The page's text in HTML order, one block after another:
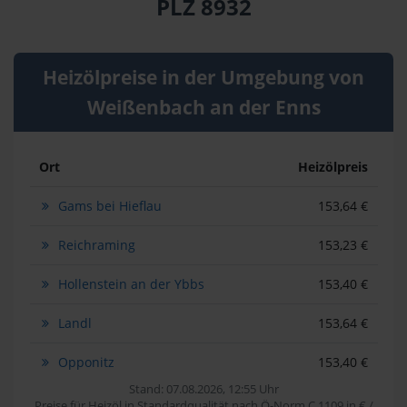
PLZ 8932
Heizölpreise in der Umgebung von
Weißenbach an der Enns
Ort Heizölpreis
Gams bei Hieflau 153,64 €
Reichraming 153,23 €
Hollenstein an der Ybbs 153,40 €
Landl 153,64 €
Opponitz 153,40 €
Stand: 07.08.2026, 12:55 Uhr